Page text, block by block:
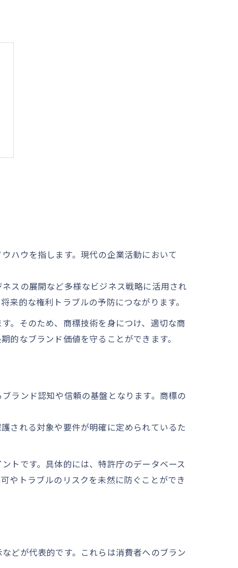
ハウを指します。現代の企業活動において
スの展開など多様なビジネス戦略に活用され
的な権利トラブルの予防につながります。
。そのため、商標技術を身につけ、適切な商
なブランド価値を守ることができます。
ランド認知や信頼の基盤となります。商標の
される対象や要件が明確に定められているた
トです。具体的には、特許庁のデータベース
やトラブルのリスクを未然に防ぐことができ
どが代表的です。これらは消費者へのブラン